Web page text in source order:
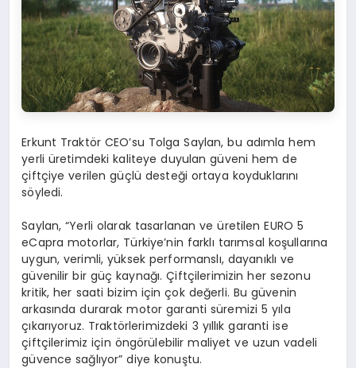
Erkunt Traktör CEO’su Tolga Saylan, bu adımla hem
yerli üretimdeki kaliteye duyulan güveni hem de
çiftçiye verilen güçlü desteği ortaya koyduklarını
söyledi.
Saylan, “Yerli olarak tasarlanan ve üretilen EURO 5
eCapra motorlar, Türkiye’nin farklı tarımsal koşullarına
uygun, verimli, yüksek performanslı, dayanıklı ve
güvenilir bir güç kaynağı. Çiftçilerimizin her sezonu
kritik, her saati bizim için çok değerli. Bu güvenin
arkasında durarak motor garanti süremizi 5 yıla
çıkarıyoruz. Traktörlerimizdeki 3 yıllık garanti ise
çiftçilerimiz için öngörülebilir maliyet ve uzun vadeli
güvence sağlıyor” diye konuştu.